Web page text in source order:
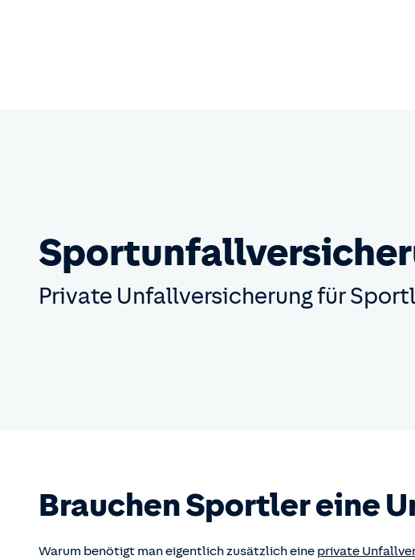
Private Unfall­versicherung für
Brauchen Sportler eine
Warum benötigt man eigentlich zusätzlich eine private